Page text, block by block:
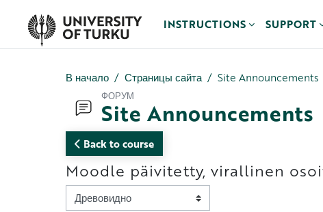
INSTRUCTIONS
SUPPORT
В начало Страницы сайта Site Announcements
ФОРУМ
Site Announcements
Back to course
Moodle päivitetty, virallinen
Режим отображения